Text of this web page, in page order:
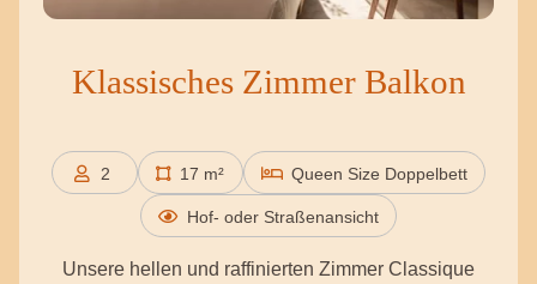
Klassisches Zimmer Balkon
2
Personen
17 m² Queen Size Doppelbett
Hof- oder Straßenansicht
Unsere hellen und raffinierten Zimmer Classique